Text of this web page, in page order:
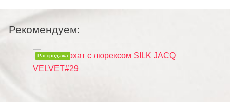
Рекомендуем:
Распродажа